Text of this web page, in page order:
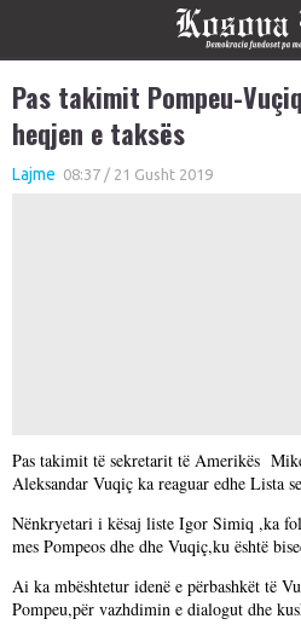
Pas takimit Pompeu-
heqjen e taksës
Lajme 08:37 / 21 Gusht 2019
Pas takimit të sekretarit të Amerikës
Aleksandar Vuqiç ka reaguar edhe Lista
Nënkryetari i kësaj liste Igor Simiq ,ka
mes Pompeos dhe dhe Vuqiç,ku është
Ai ka mbështetur idenë e përbashkët të
Pompeu,për vazhdimin e dialogut dhe